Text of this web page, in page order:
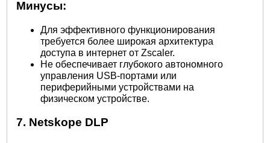
Минусы:
Для эффективного функционирования
требуется более широкая архитектура
доступа в интернет от Zscaler.
Не обеспечивает глубокого автономного
управления USB-портами или
периферийными устройствами на
физическом устройстве.
7. Netskope DLP